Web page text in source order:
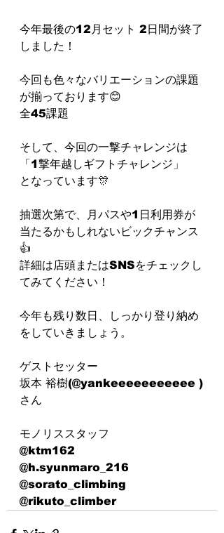
今年最後の12月セット 2日間が終了
しました！
今回も色々なバリエーションの課題
が揃っております😊
全45課題
そして、今回の一撃チャレンジは
「1撃年越しギフトチャレンジ」
となっています🎊
抽選次第で、月パスや1日利用券が
当たるかもしれないビックチャンス
👍
詳細は店頭またはSNSをチェックし
てみてください！
今年も残り数日、しっかり登り納め
をしていきましょう。
ゲストセッター
坂本 裕樹(@yankeeeeeeeeeee )
さん
モノリススタッフ
@ktm162
@h.syunmaro_216
@sorato_climbing
@rikuto_climber